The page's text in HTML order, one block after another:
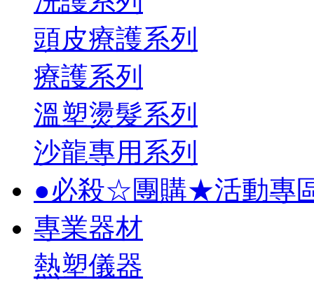
頭皮療護系列
療護系列
溫塑燙髮系列
沙龍專用系列
●必殺☆團購★活動專
專業器材
熱塑儀器